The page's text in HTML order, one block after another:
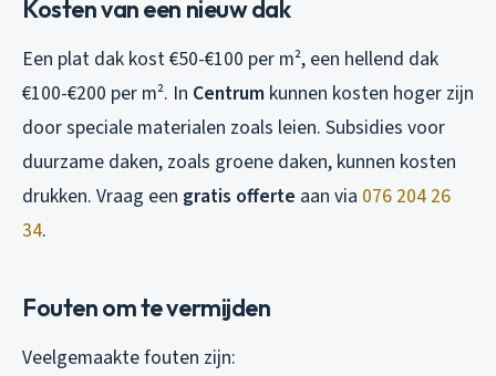
Kosten van een nieuw dak
Een plat dak kost €50-€100 per m², een hellend dak
€100-€200 per m². In Centrum kunnen kosten hoger zijn
door speciale materialen zoals leien. Subsidies voor
duurzame daken, zoals groene daken, kunnen kosten
drukken. Vraag een gratis offerte aan via 076 204 26
34.
Fouten om te vermijden
Veelgemaakte fouten zijn: